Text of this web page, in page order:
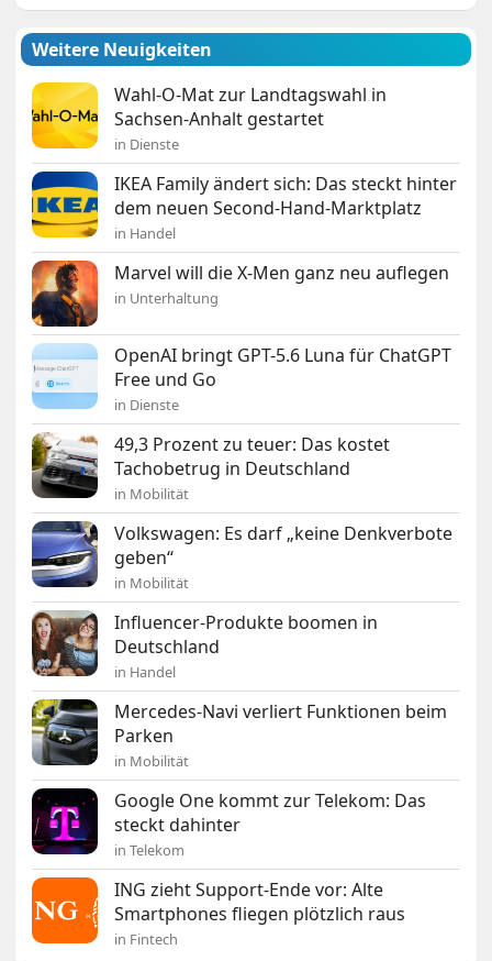
Weitere Neuigkeiten
Wahl-O-Mat zur Landtagswahl in
Sachsen-Anhalt gestartet
in Dienste
IKEA Family ändert sich: Das steckt hinter
dem neuen Second-Hand-Marktplatz
in Handel
Marvel will die X-Men ganz neu auflegen
in Unterhaltung
OpenAI bringt GPT-5.6 Luna für ChatGPT
Free und Go
in Dienste
49,3 Prozent zu teuer: Das kostet
Tachobetrug in Deutschland
in Mobilität
Volkswagen: Es darf „keine Denkverbote
geben“
in Mobilität
Influencer-Produkte boomen in
Deutschland
in Handel
Mercedes-Navi verliert Funktionen beim
Parken
in Mobilität
Google One kommt zur Telekom: Das
steckt dahinter
in Telekom
ING zieht Support-Ende vor: Alte
Smartphones fliegen plötzlich raus
in Fintech